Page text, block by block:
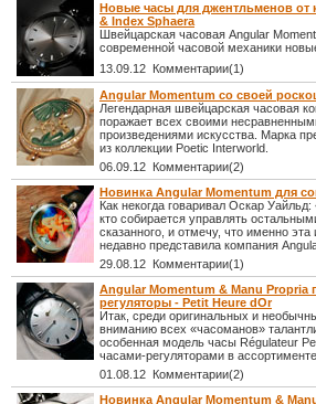
Новые часы для джентльменов от
& Index Sphaera
Швейцарская часовая Angular
современной часовой механики
13.09.12 Комментарии(1)
Angular Momentum со своей
Легендарная швейцарская часовая
поражает всех своими
произведениями искусства. Марка
из коллекции Poetic Interworld.
06.09.12 Комментарии(2)
Новинка Angular Momentum для
Как некогда говаривал Оскар
кто собирается управлять
сказанного, и отмечу, что именно
недавно представила компания
29.08.12 Комментарии(1)
Angular Momentum & Manu Propria
регуляторы - Petit Heure dOr
Итак, среди оригинальных и
вниманию всех «часоманов»
особенная модель часы Régulateur
часами-регуляторами в
01.08.12 Комментарии(2)
Новинка Angular Momentum &